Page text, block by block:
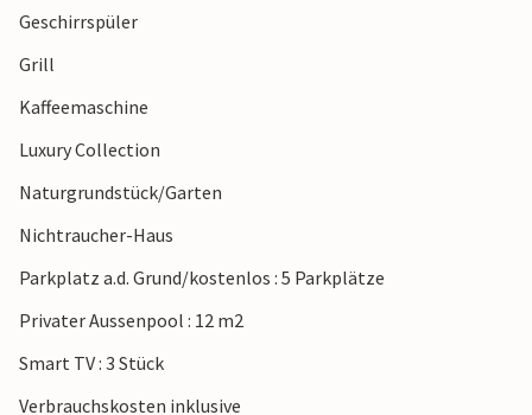
Geschirrspüler
Grill
Kaffeemaschine
Luxury Collection
Naturgrundstück/Garten
Nichtraucher-Haus
Parkplatz a.d. Grund/kostenlos : 5 Parkplätze
Privater Aussenpool : 12 m2
Smart TV : 3 Stück
Verbrauchskosten inklusive